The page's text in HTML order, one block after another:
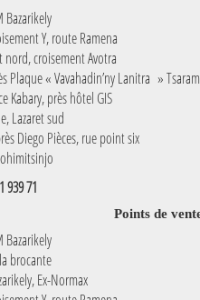
Bazarikely
Y, route Ramena
nord, croisement Avotra
Plaque « Vavahadin’ny Lanitra »
Kabary, près hôtel GIS
Lazaret sud
Diego Pièces, rue point six
939 71
Points de
Bazarikely
brocante
Ex-Normax